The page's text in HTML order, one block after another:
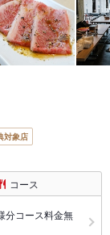
対象店
コース
分コース料金無